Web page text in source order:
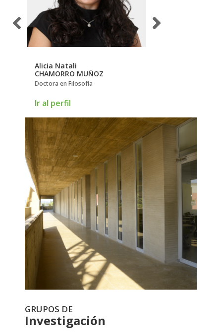
Alicia Natali
CHAMORRO MUÑOZ
Doctora en Filosofía
Ir al perfil
GRUPOS DE
Investigación